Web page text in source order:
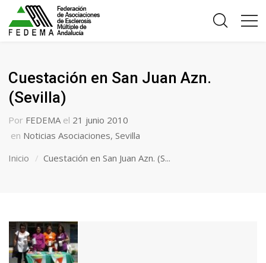
Cuestación en San Juan Azn.
(Sevilla)
Por FEDEMA el 21 junio 2010
en Noticias Asociaciones,Sevilla
Inicio
Cuestación en San Juan Azn. (S...